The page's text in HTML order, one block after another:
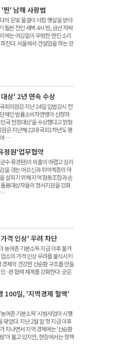
찐' 남해 사랑법
의 은빛 물결이 아침 햇살을 받아
훨씬 전인 새벽 4시 반, 금산 자락
에는 어김없이 우렁찬 엔진 소리
진다. 서울에서 건설업을 하는 양
상' 2년 연속 수상
회의원은 지난 24일 입법감시 전
체인 법률소비자연맹이 선정하
국 헌정대상'을 수상했다고 밝혔
원은 지난해 22대 국회1차년도 평
…
정원'업무협약
수 류경완)이 외출이 어렵고 심리
을 겪는 어르신과 취약계층의 마
살피기 위해 지역 협동조합과 손
봄대상자들의 정서지원을 강화
…
격 인상' 우려 차단
농어촌 기본소득 지급 이후 불거
소의 가격 인상 우려를 불식시키
경제의 건강한 선순환 구조를 만들
·관 협력 체계를 강화한다. 군은
100일, '지역경제 혈맥'
어촌 기본소득' 시범사업이 시행
맞았다. 지난 2월 말 첫 지급 이후
지나면서 지역 경제에는 '선순환
'이 불고 있지만, 현장에서는 정책